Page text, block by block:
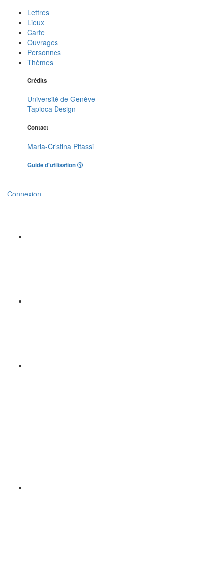
Lettres
Lieux
Carte
Ouvrages
Personnes
Thèmes
Crédits
Université de Genève
Tapioca Design
Contact
Maria-Cristina Pitassi
Guide d'utilisation
Connexion